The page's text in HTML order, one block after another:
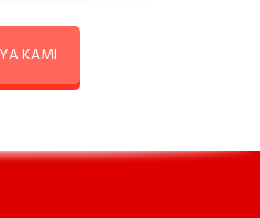
KAMI